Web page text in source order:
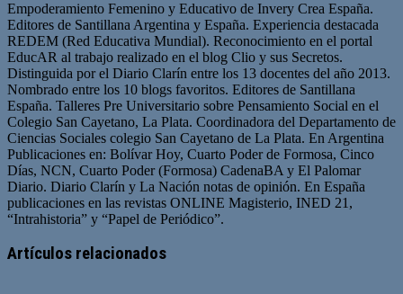
Empoderamiento Femenino y Educativo de Invery Crea España.
Editores de Santillana Argentina y España. Experiencia destacada
REDEM (Red Educativa Mundial). Reconocimiento en el portal
EducAR al trabajo realizado en el blog Clio y sus Secretos.
Distinguida por el Diario Clarín entre los 13 docentes del año 2013.
Nombrado entre los 10 blogs favoritos. Editores de Santillana
España. Talleres Pre Universitario sobre Pensamiento Social en el
Colegio San Cayetano, La Plata. Coordinadora del Departamento de
Ciencias Sociales colegio San Cayetano de La Plata. En Argentina
Publicaciones en: Bolívar Hoy, Cuarto Poder de Formosa, Cinco
Días, NCN, Cuarto Poder (Formosa) CadenaBA y El Palomar
Diario. Diario Clarín y La Nación notas de opinión. En España
publicaciones en las revistas ONLINE Magisterio, INED 21,
“Intrahistoria” y “Papel de Periódico”.
web
Artículos relacionados